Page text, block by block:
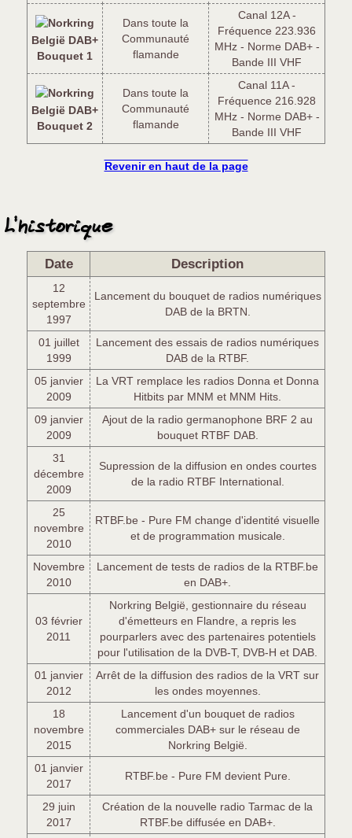
België DAB+
Bouquet 1
Dans toute la
Communauté
flamande
Canal 12A -
Fréquence 223.936
MHz - Norme DAB+ -
Bande III VHF
België DAB+
Bouquet 2
Dans toute la
Communauté
flamande
Canal 11A -
Fréquence 216.928
MHz - Norme DAB+ -
Bande III VHF
Revenir en haut de la page
L'historique
Date Description
12
septembre
1997
Lancement du bouquet de radios numériques
DAB de la BRTN.
01 juillet
1999
Lancement des essais de radios numériques
DAB de la RTBF.
05 janvier
2009
La VRT remplace les radios Donna et Donna
Hitbits par MNM et MNM Hits.
09 janvier
2009
Ajout de la radio germanophone BRF 2 au
bouquet RTBF DAB.
31
décembre
2009
Supression de la diffusion en ondes courtes
de la radio RTBF International.
25
novembre
2010
RTBF.be - Pure FM change d'identité visuelle
et de programmation musicale.
Novembre
2010
Lancement de tests de radios de la RTBF.be
en DAB+.
03 février
2011
Norkring België, gestionnaire du réseau
d'émetteurs en Flandre, a repris les
pourparlers avec des partenaires potentiels
pour l'utilisation de la DVB-T, DVB-H et DAB.
01 janvier
2012
Arrêt de la diffusion des radios de la VRT sur
les ondes moyennes.
18
novembre
2015
Lancement d'un bouquet de radios
commerciales DAB+ sur le réseau de
Norkring België.
01 janvier
2017
RTBF.be - Pure FM devient Pure.
29 juin
2017
Création de la nouvelle radio Tarmac de la
RTBF.be diffusée en DAB+.